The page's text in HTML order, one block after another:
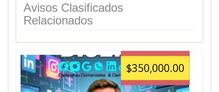
Avisos Clasificados
Relacionados
$350,000.00